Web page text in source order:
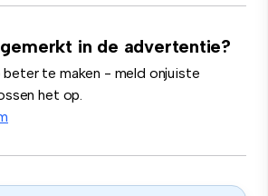
in de advertentie?
beter te maken - meld onjuiste
het op.